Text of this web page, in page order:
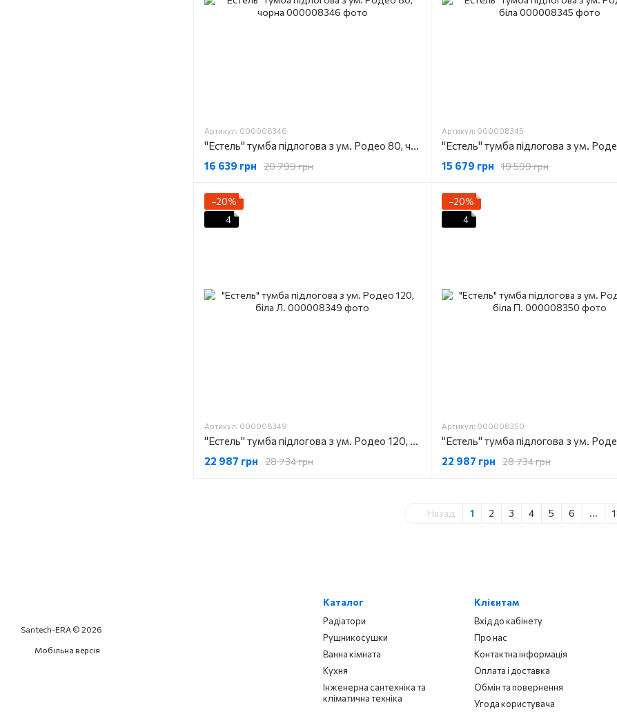
Артикул: 000008346
"Естель" тумба підлогова з ум. Родео 80, чорна
20 799 грн
16 639 грн
Артикул: 000008345
19 599 грн
15 679 грн
−20%
4
Артикул: 000008349
"Естель" тумба підлогова з ум. Родео 120, біла Л.
28 734 грн
22 987 грн
−20%
4
Артикул: 000008350
28 734 грн
22 987 грн
Назад 1 2 3 4 5 6 ...
Santech-ERA © 2026
Мобільна версія
Каталог
Радіатори
Рушникосушки
Ванна кімната
Кухня
Інженерна сантехніка та
кліматична техніка
Клієнтам
Вхід до кабінету
Про нас
Контактна інформація
Оплата і доставка
Обмін та повернення
Угода користувача